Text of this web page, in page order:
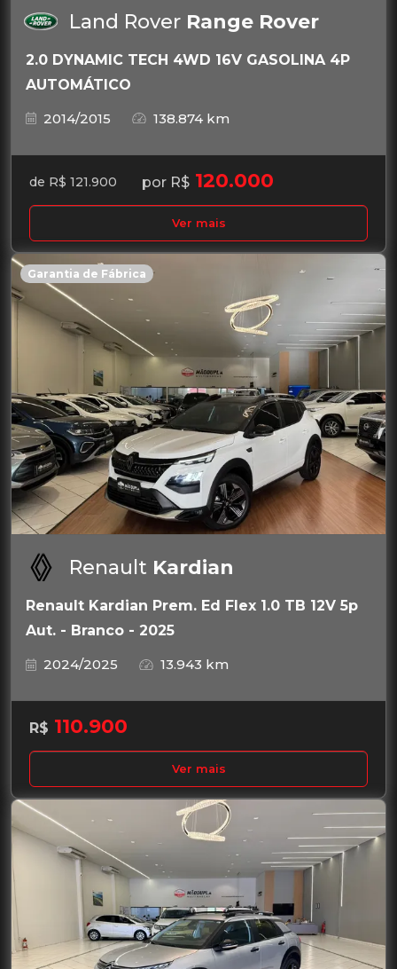
Land Rover Range Rover
2.0 DYNAMIC TECH 4WD 16V GASOLINA 4P
AUTOMÁTICO
2014/2015
138.874 km
de R$ 121.900 por R$ 120.000
Ver mais
Garantia de Fábrica
Renault Kardian
Renault Kardian Prem. Ed Flex 1.0 TB 12V 5p
Aut. - Branco - 2025
2024/2025
13.943 km
R$ 110.900
Ver mais